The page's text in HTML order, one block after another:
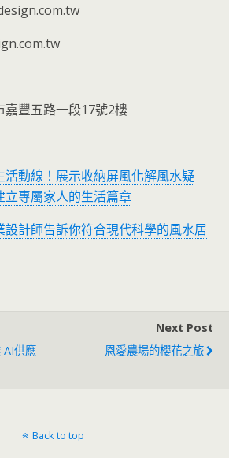
嘉豐五路一段17號2樓
活動線！展示收納屏風化解風水疑
立專屬家人的生活篇章
設計師告訴你符合現代科學的風水居
AI供應
Next Post
恩愛農場的櫻花之旅
Back to top